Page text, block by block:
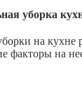
уборка
на кухне
факторы на